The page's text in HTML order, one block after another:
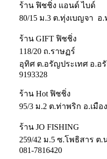
ร้าน ฟิชชิ่ง แอนด์ ไบด์
80/15 ม.3 ต.ทุ่งเบญจา อ.
ร้าน GIFT ฟิชชิ่ง
118/20 ถ.ราษฏร์
อุทิศ ต.อรัญประเทศ อ.อ
9193328
ร้าน Hot ฟิชชิ่ง
95/3 ม.2 ต.ท่าพริก อ.เมือ
ร้าน JO FISHING
259/42 ม.5 ซ.โพธิสาร ต
081-7816420